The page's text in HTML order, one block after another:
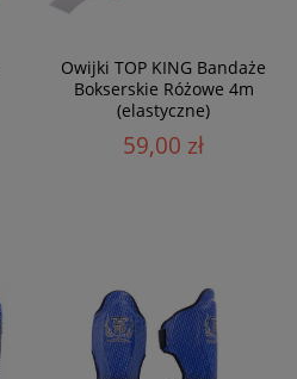
Owijki TOP KING Bandaże
Bokserskie Różowe 4m
(elastyczne)
59,00 zł